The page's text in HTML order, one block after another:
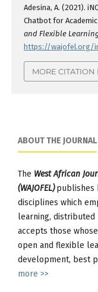
Adesina, A. (2021).
Chatbot for
and Flexible
https://wajofel.org/
MORE CITATION
ABOUT THE JOURNAL
The West African
(WAJOFEL) publishes
disciplines which
learning, distributed
accepts those
open and flexible
development, best
more >>